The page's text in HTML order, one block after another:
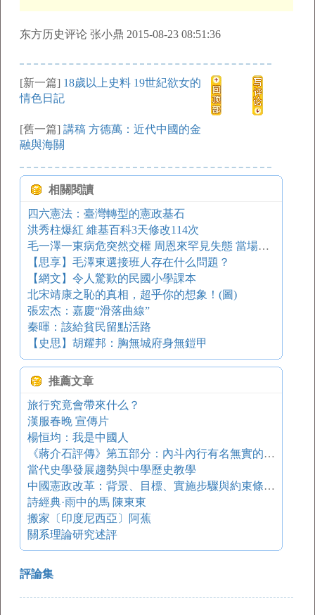
东方历史评论 张小鼎 2015-08-23 08:51:36
[新一篇] 18歲以上史料 19世紀欲女的
情色日記
[舊一篇] 講稿 方德萬：近代中國的金
融與海關
相關閱讀
四六憲法：臺灣轉型的憲政基石
洪秀柱爆紅 維基百科3天修改114次
毛一澤一東病危突然交權 周恩來罕見失態 當場大小便失禁（圖）
【思享】毛澤東選接班人存在什么問題？
【網文】令人驚歎的民國小學課本
北宋靖康之恥的真相，超乎你的想象！(圖)
張宏杰：嘉慶“滑落曲線”
秦暉：該給貧民留點活路
【史思】胡耀邦：胸無城府身無鎧甲
推薦文章
旅行究竟會帶來什么？
漢服春晚 宣傳片
楊恒均：我是中國人
《蔣介石評傳》第五部分：內斗內行有名無實的統一
當代史學發展趨勢與中學歷史教學
中國憲政改革：背景、目標、實施步驟與約束條件——中國憲政改革可行性研究報告（二）
詩經典·雨中的馬 陳東東
搬家〔印度尼西亞〕阿蕉
關系理論研究述評
評論集